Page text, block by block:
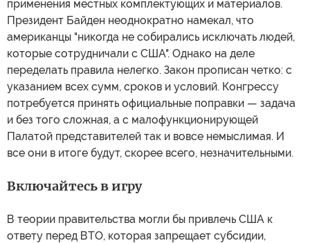
применения местных комплектующих и материалов.
Президент Байден неоднократно намекал, что
американцы "никогда не собирались исключать людей,
которые сотрудничали с США". Однако на деле
переделать правила нелегко. Закон прописан четко: с
указанием всех сумм, сроков и условий. Конгрессу
потребуется принять официальные поправки — задача
и без того сложная, а с малофункционирующей
Палатой представителей так и вовсе немыслимая. И
все они в итоге будут, скорее всего, незначительными.
Включайтесь в игру
В теории правительства могли бы привлечь США к
ответу перед ВТО, которая запрещает субсидии,